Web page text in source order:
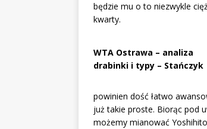
będzie mu o to niezwykle
kwarty.
WTA Ostrawa – analiza
drabinki i typy – Stańczyk
powinien dość łatwo
już takie proste. Biorąc pod
możemy mianować